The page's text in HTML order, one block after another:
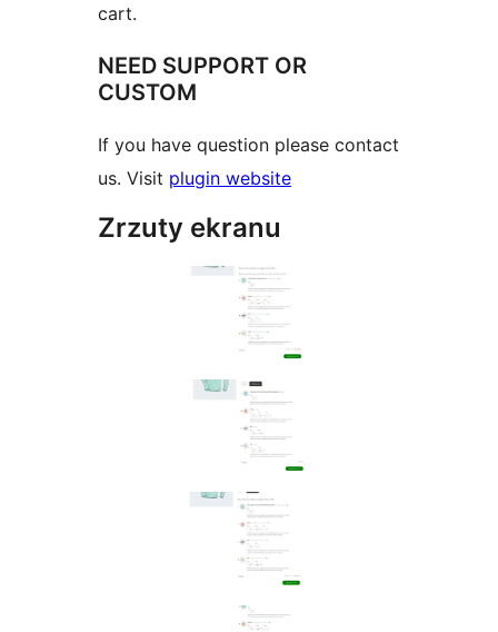
cart.
NEED SUPPORT OR
CUSTOM
If you have question please contact
us. Visit plugin website
Zrzuty ekranu